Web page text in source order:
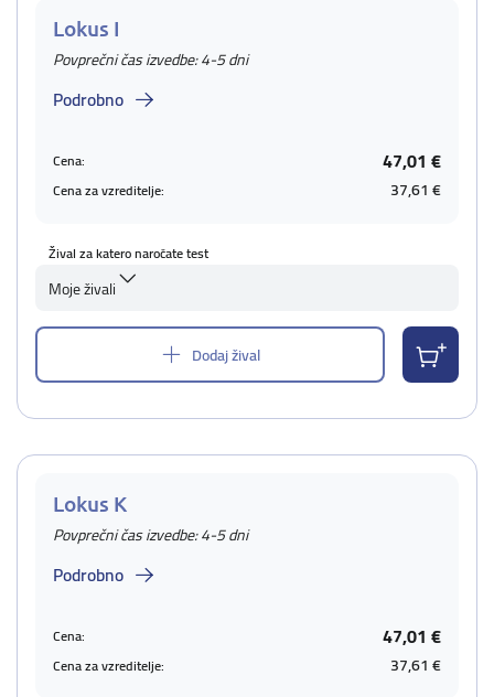
Lokus I
Povprečni čas izvedbe: 4-5 dni
Podrobno
Cena: 47,01 €
Cena za vzreditelje: 37,61 €
Žival za katero naročate test
Moje živali
Dodaj žival
Lokus K
Povprečni čas izvedbe: 4-5 dni
Podrobno
Cena: 47,01 €
Cena za vzreditelje: 37,61 €